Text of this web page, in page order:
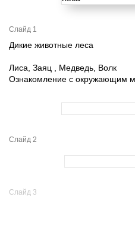
Слайд 1
Дикие животные леса
Лиса, Заяц , Медведь, Волк
Ознакомление с окружающим
Слайд 2
Слайд 3